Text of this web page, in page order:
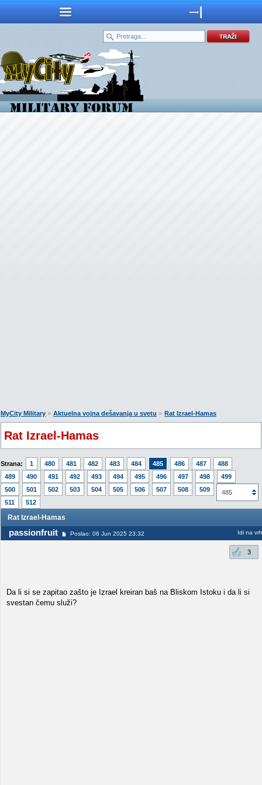
MyCity Military » Aktuelna vojna dešavanja u svetu » Rat Izrael-Hamas
Rat Izrael-Hamas
Strana: 1 480 481 482 483 484 485 486 487
488
489
490 491 492 493 494 495 496 497 498
499
500
501 502 503 504 505 506 507 508 509
510
511
512
485
Rat Izrael-Hamas
passionfruit Poslao: 06 Jun 2025 23:32 Idi na vrh
3
Da li si se zapitao zašto je Izrael kreiran baš na Bliskom Istoku i da li si
svestan čemu služi?